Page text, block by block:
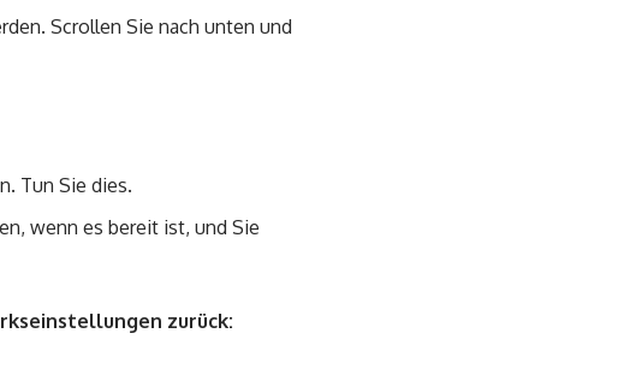
Scrollen Sie nach unten und
Tun Sie dies.
wenn es bereit ist, und Sie
zurück: